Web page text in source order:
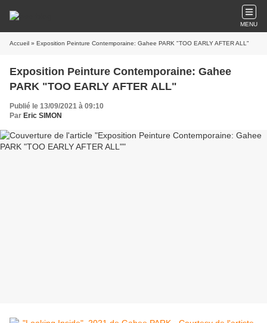
MENU
Accueil » Exposition Peinture Contemporaine: Gahee PARK "TOO EARLY AFTER ALL"
Exposition Peinture Contemporaine: Gahee
PARK "TOO EARLY AFTER ALL"
Publié le 13/09/2021 à 09:10
Par Eric SIMON